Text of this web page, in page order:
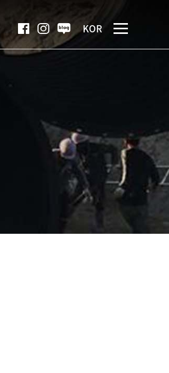
페이스북인스타그램
네이버
KOR